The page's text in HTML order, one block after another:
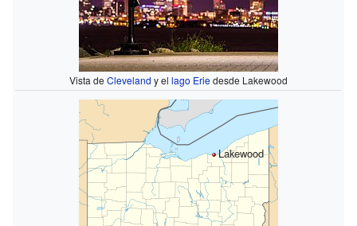
Vista de Cleveland y el lago Eriedesde Lakewood
Lakewood